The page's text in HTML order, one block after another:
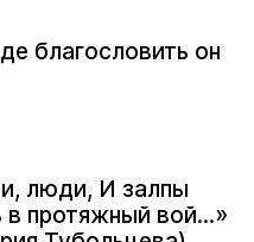
благословить он
люди, И залпы
в протяжный вой...»